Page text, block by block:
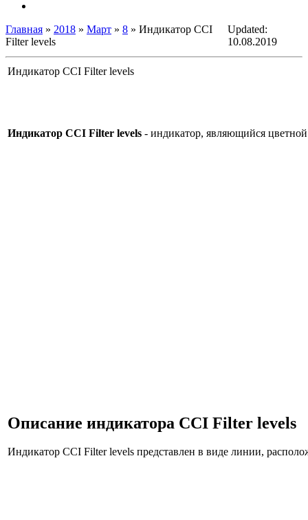
Главная » 2018 » Март » 8 » Индикатор CCI
Filter levels
Updated:
10.08.2019
Индикатор CCI Filter levels
Индикатор CCI Filter levels - индикатор, являющийся
Описание индикатора CCI Filter levels
Индикатор CCI Filter levels представлен в виде линии,